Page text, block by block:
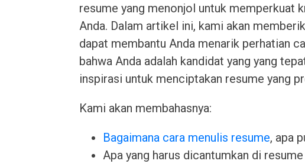
resume yang menonjol untuk memperkuat
Anda. Dalam artikel ini, kami akan
dapat membantu Anda menarik perhatian
bahwa Anda adalah kandidat yang yang
inspirasi untuk menciptakan resume yang
Kami akan membahasnya:
Bagaimana cara menulis resume, apa
Apa yang harus dicantumkan di